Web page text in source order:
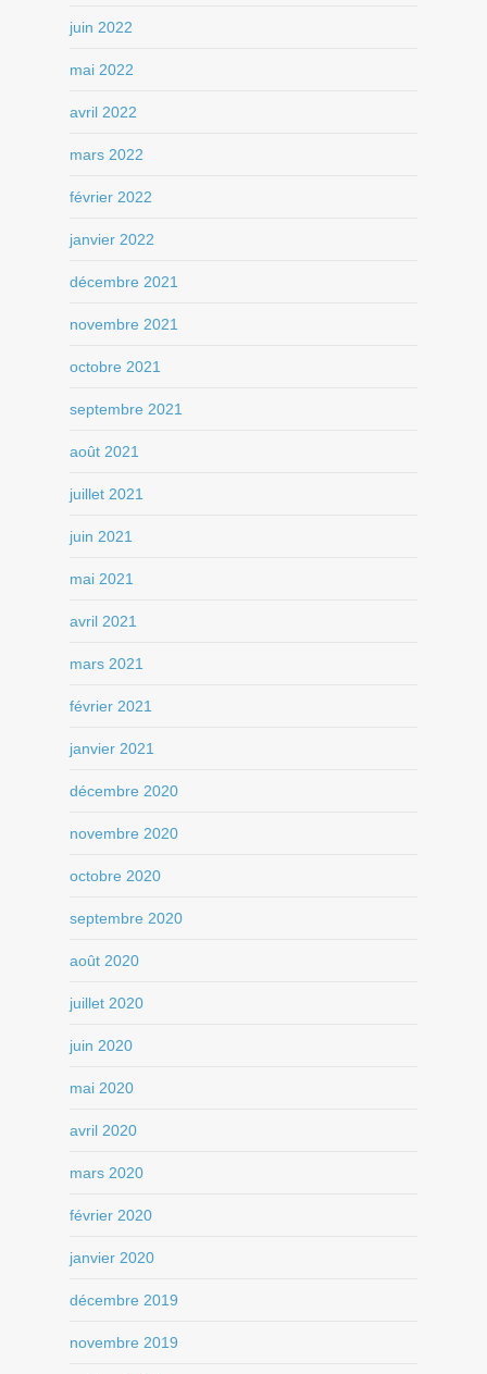
juin 2022
mai 2022
avril 2022
mars 2022
février 2022
janvier 2022
décembre 2021
novembre 2021
octobre 2021
septembre 2021
août 2021
juillet 2021
juin 2021
mai 2021
avril 2021
mars 2021
février 2021
janvier 2021
décembre 2020
novembre 2020
octobre 2020
septembre 2020
août 2020
juillet 2020
juin 2020
mai 2020
avril 2020
mars 2020
février 2020
janvier 2020
décembre 2019
novembre 2019